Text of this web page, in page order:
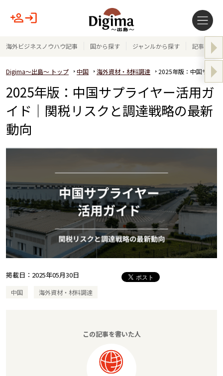
海外ビジネスノウハウ記事 国から探す ジャンルから探す 記事テー
Digima～出島～ トップ 中国 海外資材・材料調達 2025年版：中国サプラ
2025年版：中国サプライヤー活用ガ
イド｜関税リスクと調達戦略の最新
動向
掲載日： 2025年05月30日
中国 海外資材・材料調達
この記事を書いた人